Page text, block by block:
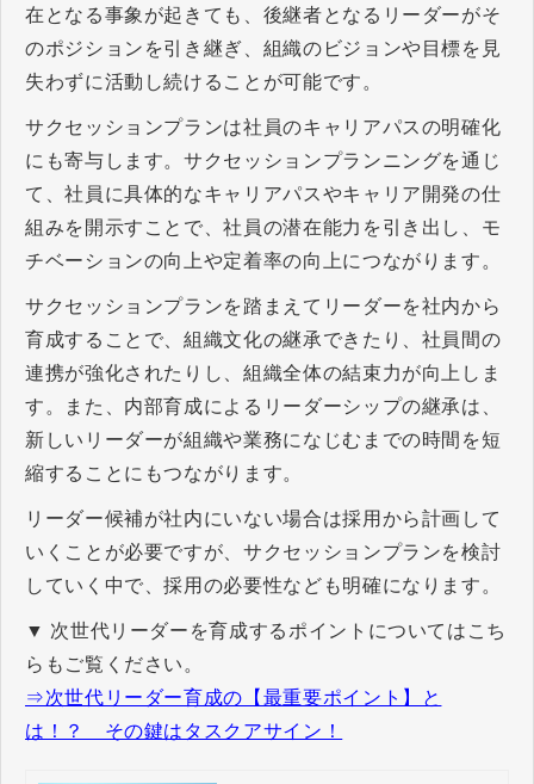
在となる事象が起きても、後継者となるリーダーがそ
のポジションを引き継ぎ、組織のビジョンや目標を見
失わずに活動し続けることが可能です。
サクセッションプランは社員のキャリアパスの明確化
にも寄与します。サクセッションプランニングを通じ
て、社員に具体的なキャリアパスやキャリア開発の仕
組みを開示すことで、社員の潜在能力を引き出し、モ
チベーションの向上や定着率の向上につながります。
サクセッションプランを踏まえてリーダーを社内から
育成することで、組織文化の継承できたり、社員間の
連携が強化されたりし、組織全体の結束力が向上しま
す。また、内部育成によるリーダーシップの継承は、
新しいリーダーが組織や業務になじむまでの時間を短
縮することにもつながります。
リーダー候補が社内にいない場合は採用から計画して
いくことが必要ですが、サクセッションプランを検討
していく中で、採用の必要性なども明確になります。
▼ 次世代リーダーを育成するポイントについてはこち
らもご覧ください。
⇒次世代リーダー育成の【最重要ポイント】と
は！？ その鍵はタスクアサイン！